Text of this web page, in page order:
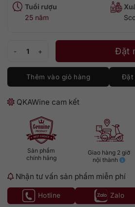
Tuổi rượu
25 năm
Đặt
Thêm vào giỏ hàng Đặt
QKAWine cam kết
Sản phẩm
chính hãng
Giao hàng 2 giờ
nội thành
Nhận tư vấn sản phẩm miễn phí
Hotline Zalo